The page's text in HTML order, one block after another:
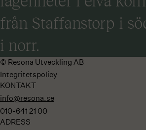
från Staffanstorp i
i norr.
© Resona Utveckling AB
Integritetspolicy
KONTAKT
info@resona.se
010-641 21 00
ADRESS